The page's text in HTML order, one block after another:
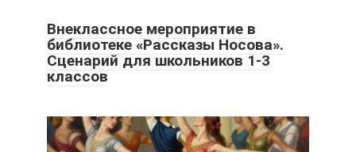
Внеклассное мероприятие в
библиотеке «Рассказы Носова».
Сценарий для школьников 1-3
классов